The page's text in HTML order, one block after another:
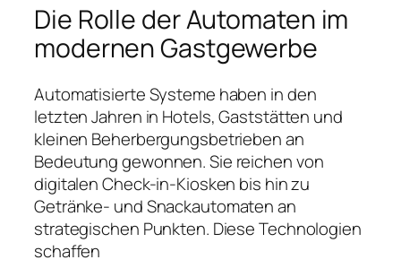
Die Rolle der Automaten im
modernen Gastgewerbe
Automatisierte Systeme haben in den
letzten Jahren in Hotels, Gaststätten und
kleinen Beherbergungsbetrieben an
Bedeutung gewonnen. Sie reichen von
digitalen Check-in-Kiosken bis hin zu
Getränke- und Snackautomaten an
strategischen Punkten. Diese Technologien
schaffen